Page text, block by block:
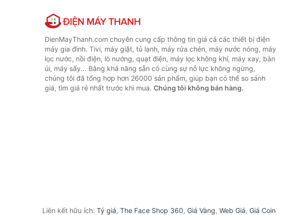
DienMayThanh.com chuyên cung cấp thông tin giá cả các thiết bị điện
máy gia đình. Tivi, máy giặt, tủ lạnh, máy rửa chén, máy nước nóng, máy
lọc nước, nồi điện, lò nướng, quạt điện, máy lọc không khí, máy xay, bàn
ủi, máy sấy... Bằng khả năng sẵn có cùng sự nỗ lực không ngừng,
chúng tôi đã tổng hợp hơn 26000 sản phẩm, giúp bạn có thể so sánh
giá, tìm giá rẻ nhất trước khi mua. Chúng tôi không bán hàng.
Liên kết hữu ích: Tỷ giá, The Face Shop 360, Giá Vàng, Web Giá, Giá Coin